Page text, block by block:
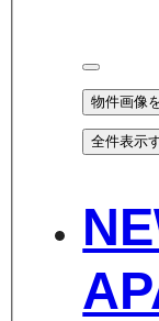
物件画像
全件表示